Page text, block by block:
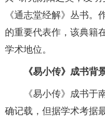
《通志堂经解》丛书。
的重要代表作，该典籍
学术地位。
《易小传》成书背
《易小传》成书于南
确记载，但据学术考据